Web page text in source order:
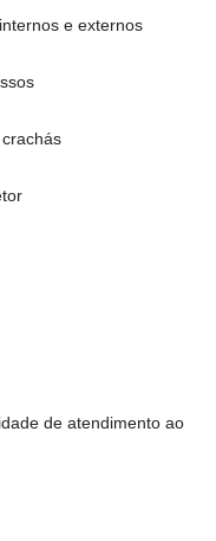
e externos
de atendimento ao